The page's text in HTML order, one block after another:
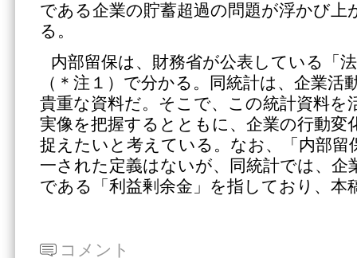
である企業の貯蓄超過の問題が浮かび上
る。
内部留保は、財務省が公表している「
（＊注１）で分かる。同統計は、企業活
貴重な資料だ。そこで、この統計資料を
実像を把握するとともに、企業の行動変
捉えたいと考えている。なお、「内部留
一された定義はないが、同統計では、企
である「利益剰余金」を指しており、本
コメント